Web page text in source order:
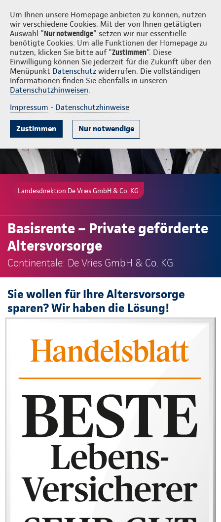
Um Ihnen unsere Homepage anbieten zu können, nutzen
wir verschiedene Cookies. Mit der von Ihnen getätigten
Auswahl "Nur notwendige" setzen wir nur essentielle
benötigte Cookies. Um alle Funktionen der Homepage zu
nutzen, klicken Sie bitte auf "Zustimmen". Diese
Einwilligung können Sie jederzeit für die Zukunft über den
Menüpunkt Datenschutz widerrufen. Die vollständigen
Informationen finden Sie ebenfalls in unseren
Datenschutzhinweisen.
Impressum - Datenschutzhinweise
Zustimmen Nur notwendige
De Vries GmbH & Co. KG Login
Gute Gründe Tarife & Leistungen Wissenswertes Beratung &
Landesdirektion De Vries GmbH & Co. KG
Basisrente – Private geförderte
Altersvorsorge
Continentale: De Vries GmbH & Co. KG
Sie wollen für Ihre Altersvorsorge
sparen? Wir haben die Lösung!